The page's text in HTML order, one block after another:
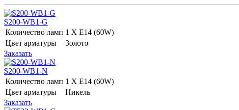
S200-WB1-G
Количество ламп 1 Х E14 (60W)
Цвет арматуры
Золото
Заказать
S200-WB1-N
Количество ламп 1 Х E14 (60W)
Цвет арматуры
Никель
Заказать